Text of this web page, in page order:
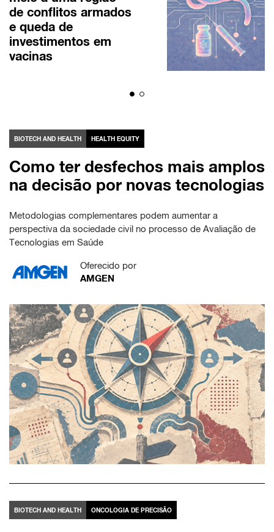
de conflitos armados
e queda de
investimentos em
vacinas
BIOTECH AND HEALTH HEALTH EQUITY
Como ter desfechos mais amplos
na decisão por novas tecnologias
Metodologias complementares podem aumentar a
perspectiva da sociedade civil no processo de Avaliação de
Tecnologias em Saúde
Oferecido por
AMGEN
BIOTECH AND HEALTH ONCOLOGIA DE PRECISÃO